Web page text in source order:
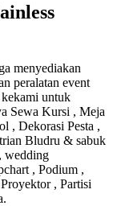
menyediakan
peralatan event
untuk
Sewa Kursi , Meja
, Dekorasi Pesta ,
Bludru & sabuk
wedding
, Podium ,
, Partisi